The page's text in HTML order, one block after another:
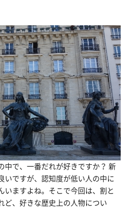
中で、一番だれが好きですか？ 新
いですが、認知度が低い人の中に
いますよね。そこで今回は、割と
ど、好きな歴史上の人物につい